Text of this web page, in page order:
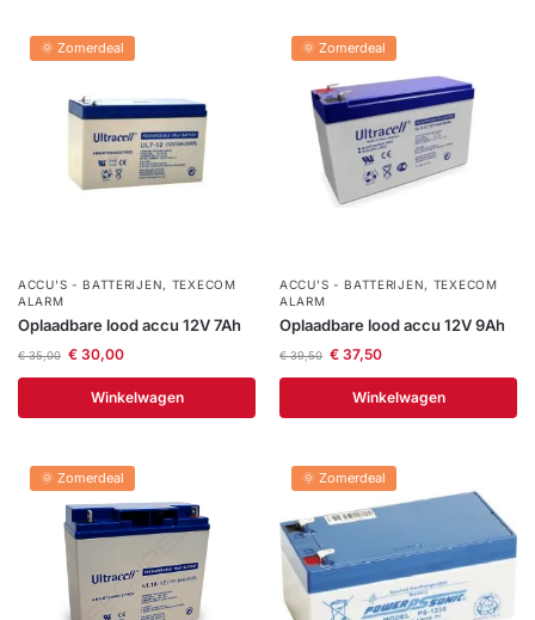
Outlet
Help &
service
🌞 Zomerdeal
ACCU'S - BATTERIJEN, TEXECOM
ALARM
Oplaadbare lood accu 12V 7Ah
€35,00 €30,00
Winkelwagen
🌞 Zomerdeal
ACCU'S - BATTERIJEN, TEXECOM
ALARM
Oplaadbare lood accu 12V 9Ah
€39,50 €37,50
Winkelwagen
🌞 Zomerdeal 🌞 Zomerdeal